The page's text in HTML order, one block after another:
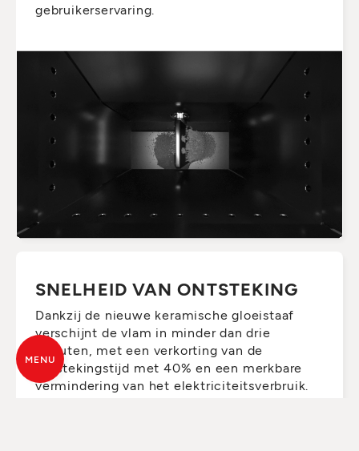
gebruikerservaring.
SNELHEID VAN ONTSTEKING
Dankzij de nieuwe keramische gloeistaaf
verschijnt de vlam in minder dan drie
minuten, met een verkorting van de
ontstekingstijd met 40% en een merkbare
vermindering van het elektriciteitsverbruik.
MENU